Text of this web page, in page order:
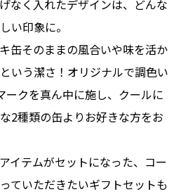
なく入れたデザインは、どんな
い印象に。
缶そのままの風合いや味を活か
いう潔さ！オリジナルで調色い
ークを真ん中に施し、クールに
2種類の缶よりお好きな方をお
イテムがセットになった、コー
ていただきたいギフトセットも